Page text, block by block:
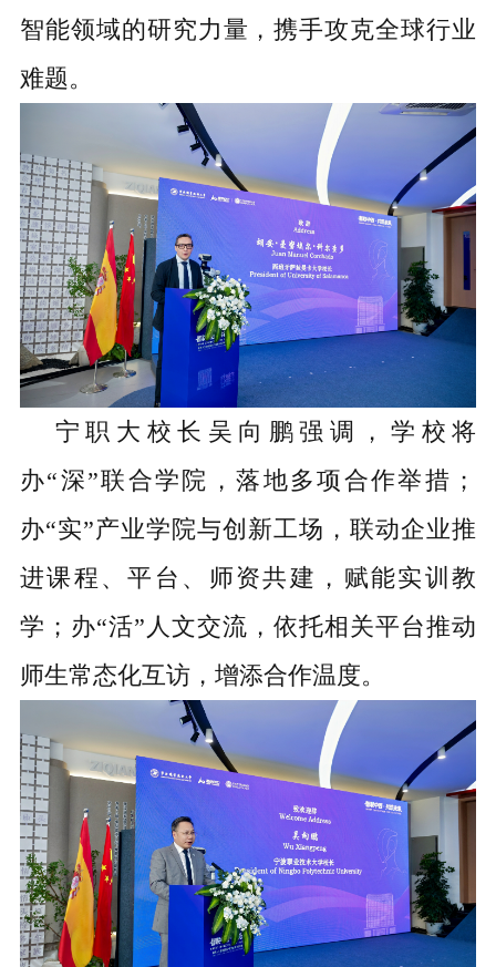
智能领域的研究力量，携手攻克全球行业
难题。
宁职大校长吴向鹏强调，学校将
办“深”联合学院，落地多项合作举措；
办“实”产业学院与创新工场，联动企业推
进课程、平台、师资共建，赋能实训教
学；办“活”人文交流，依托相关平台推动
师生常态化互访，增添合作温度。